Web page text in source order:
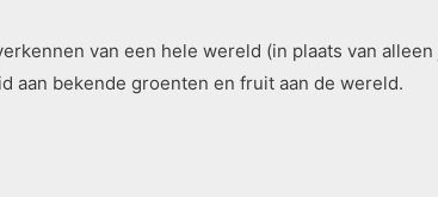
van een hele wereld (in plaats van
aan bekende groenten en fruit aan de wereld.